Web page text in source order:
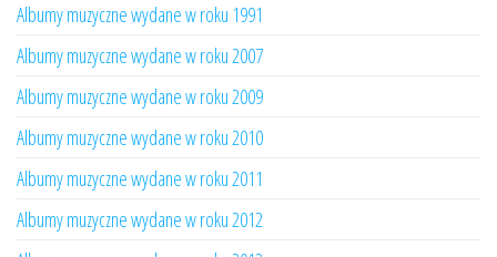
Albumy muzyczne wydane w roku 1991
Albumy muzyczne wydane w roku 2007
Albumy muzyczne wydane w roku 2009
Albumy muzyczne wydane w roku 2010
Albumy muzyczne wydane w roku 2011
Albumy muzyczne wydane w roku 2012